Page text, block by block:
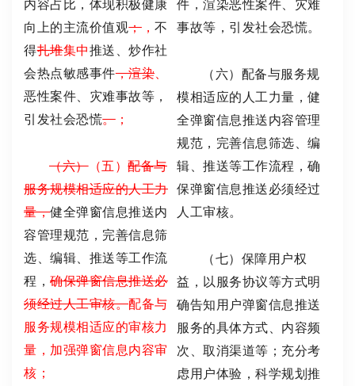
内容占比，体现积极健康
向上的主流价值观；，不
得扎堆集中推送、炒作社
会热点敏感事件，渲染、
恶性案件、灾难事故等，
引发社会恐慌。；
（六）（五）配备与
服务规模相适应的人工力
量，健全弹窗信息推送内
容管理规范，完善信息筛
选、编辑、推送等工作流
程，确保弹窗信息推送必
须经过人工审核。配备与
服务规模相适应的审核力
量，加强弹窗信息内容审
核；
件，渲染恶性案件、灾难
事故等，引发社会恐慌。
（六）配备与服务规
模相适应的人工力量，健
全弹窗信息推送内容管理
规范，完善信息筛选、编
辑、推送等工作流程，确
保弹窗信息推送必须经过
人工审核。
（七）保障用户权
益，以服务协议等方式明
确告知用户弹窗信息推送
服务的具体方式、内容频
次、取消渠道等；充分考
虑用户体验，科学规划推